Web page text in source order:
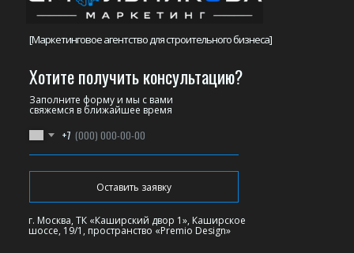
г. Москва, ТК «Каширский двор 1», Каширское
шоссе, 19/1, пространство «Premio Design»
Заполните форму и мы с вами
свяжемся в ближайшее время
[Маркетинговое агентство для строительного бизнеса]
Хотите получить консультацию?
+7
Оставить заявку